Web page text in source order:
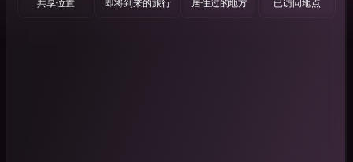
共享位置 即将到来的旅行 居住过的地方 已访问地点